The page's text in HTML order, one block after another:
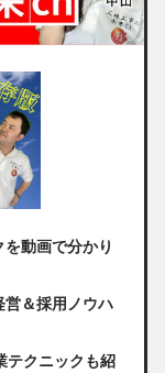
動画で分かり
＆採用ノウハ
テクニックも紹